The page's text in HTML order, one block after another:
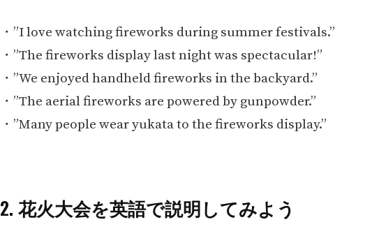
・”I love watching fireworks during summer festivals.”
・”The fireworks display last night was spectacular!”
・”We enjoyed handheld fireworks in the backyard.”
・”The aerial fireworks are powered by gunpowder.”
・”Many people wear yukata to the fireworks display.”
2. 花火大会を英語で説明してみよう